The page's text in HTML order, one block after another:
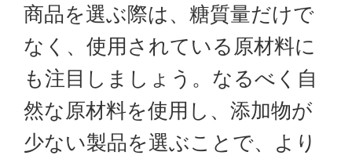
商品を選ぶ際は、糖質量だけで
なく、使用されている原材料に
も注目しましょう。なるべく自
然な原材料を使用し、添加物が
少ない製品を選ぶことで、より